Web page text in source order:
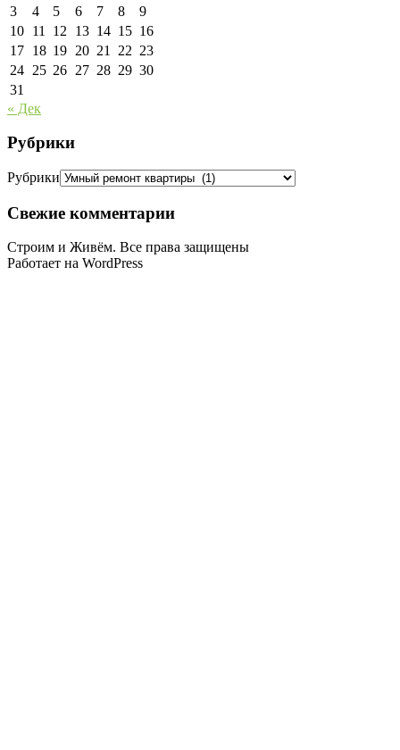
3
4 5 6 7 8
9
10 11 12 13 14 15 16
17 18 19 20 21 22 23
24 25 26 27 28 29 30
31
« Дек
Рубрики
Рубрики
Свежие комментарии
Строим и Живём. Все права защищены
Работает на WordPress